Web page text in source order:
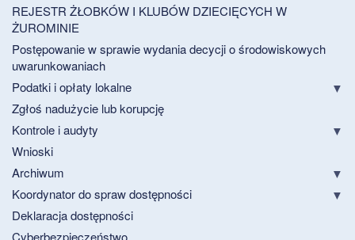
REJESTR ŻŁOBKÓW I KLUBÓW DZIECIĘCYCH W
ŻUROMINIE
Postępowanie w sprawie wydania decycji o środowiskowych
uwarunkowaniach
Podatki i opłaty lokalne
Zgłoś nadużycie lub korupcję
Kontrole i audyty
Wnioski
Archiwum
Koordynator do spraw dostępności
Deklaracja dostępności
Cyberbezpieczeństwo